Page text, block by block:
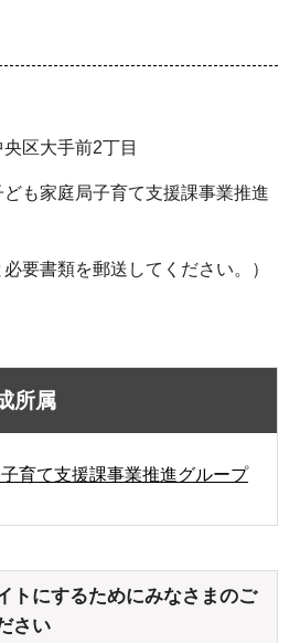
区大手前2丁目
も家庭局子育て支援課事業推進
要書類を郵送してください。）
所属
育て支援課事業推進グループ
トにするためにみなさまのご
さい